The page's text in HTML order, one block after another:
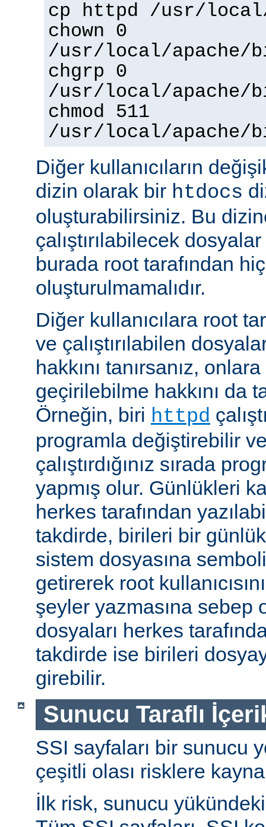
cp httpd /usr/
chown 0
/usr/local/apache/
chgrp 0
/usr/local/apache/
chmod 511
/usr/local/apache/
Diğer kullanıcıların
dizin olarak bir htdocs
oluşturabilirsiniz. Bu
çalıştırılabilecek
burada root tarafından
oluşturulmamalıdır.
Diğer kullanıcılara root
ve çalıştırılabilen
hakkını tanırsanız,
geçirilebilme hakkını da
Örneğin, biri httpd
programla değiştirebilir
çalıştırdığınız sırada
yapmış olur. Günlükleri
herkes tarafından
takdirde, birileri bir günlük
sistem dosyasına
getirerek root
şeyler yazmasına sebep
dosyaları herkes
takdirde ise birileri
girebilir.
Sunucu Taraflı
SSI sayfaları bir sunucu
çeşitli olası risklere
İlk risk, sunucu yükündeki